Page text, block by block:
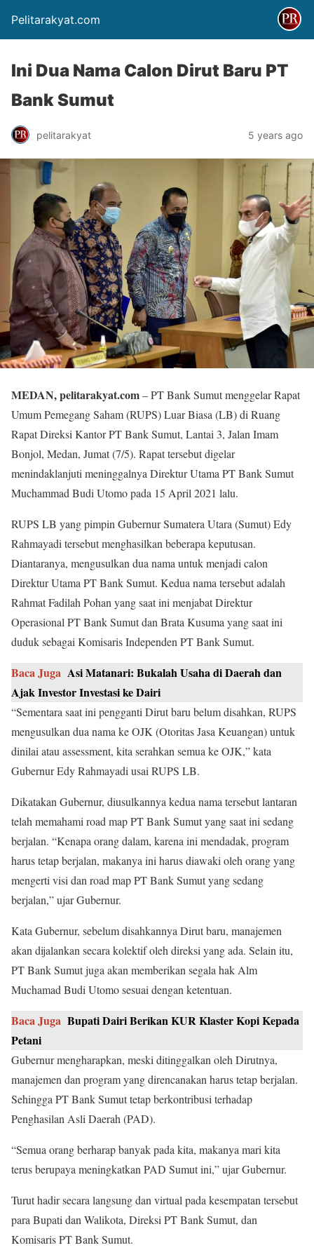
Pelitarakyat.com
Ini Dua Nama Calon Dirut Baru PT
Bank Sumut
pelitarakyat 5 years ago
MEDAN, pelitarakyat.com– PT Bank Sumut menggelar Rapat
Umum Pemegang Saham (RUPS) Luar Biasa (LB) di Ruang
Rapat Direksi Kantor PT Bank Sumut, Lantai 3, Jalan Imam
Bonjol, Medan, Jumat (7/5). Rapat tersebut digelar
menindaklanjuti meninggalnya Direktur Utama PT Bank Sumut
Muchammad Budi Utomo pada 15 April 2021 lalu.
RUPS LB yang pimpin Gubernur Sumatera Utara (Sumut) Edy
Rahmayadi tersebut menghasilkan beberapa keputusan.
Diantaranya, mengusulkan dua nama untuk menjadi calon
Direktur Utama PT Bank Sumut. Kedua nama tersebut adalah
Rahmat Fadilah Pohan yang saat ini menjabat Direktur
Operasional PT Bank Sumut dan Brata Kusuma yang saat ini
duduk sebagai Komisaris Independen PT Bank Sumut.
Baca Juga Asi Matanari: Bukalah Usaha di Daerah dan
Ajak Investor Investasi ke Dairi
“Sementara saat ini pengganti Dirut baru belum disahkan, RUPS
mengusulkan dua nama ke OJK (Otoritas Jasa Keuangan) untuk
dinilai atau assessment, kita serahkan semua ke OJK,” kata
Gubernur Edy Rahmayadi usai RUPS LB.
Dikatakan Gubernur, diusulkannya kedua nama tersebut lantaran
telah memahami road map PT Bank Sumut yang saat ini sedang
berjalan. “Kenapa orang dalam, karena ini mendadak, program
harus tetap berjalan, makanya ini harus diawaki oleh orang yang
mengerti visi dan road map PT Bank Sumut yang sedang
berjalan,” ujar Gubernur.
Kata Gubernur, sebelum disahkannya Dirut baru, manajemen
akan dijalankan secara kolektif oleh direksi yang ada. Selain itu,
PT Bank Sumut juga akan memberikan segala hak Alm
Muchamad Budi Utomo sesuai dengan ketentuan.
Baca Juga Bupati Dairi Berikan KUR Klaster Kopi Kepada
Petani
Gubernur mengharapkan, meski ditinggalkan oleh Dirutnya,
manajemen dan program yang direncanakan harus tetap berjalan.
Sehingga PT Bank Sumut tetap berkontribusi terhadap
Penghasilan Asli Daerah (PAD).
“Semua orang berharap banyak pada kita, makanya mari kita
terus berupaya meningkatkan PAD Sumut ini,” ujar Gubernur.
Turut hadir secara langsung dan virtual pada kesempatan tersebut
para Bupati dan Walikota, Direksi PT Bank Sumut, dan
Komisaris PT Bank Sumut.